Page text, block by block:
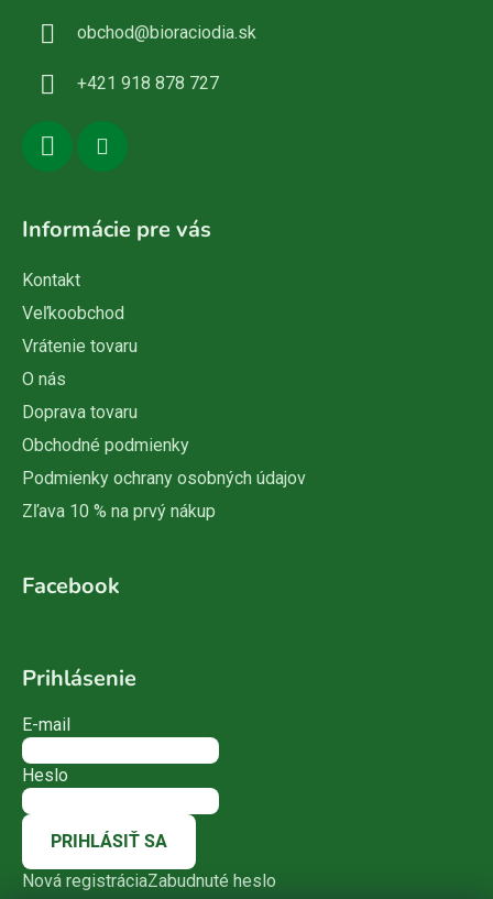
obchod@bioraciodia.sk
+421 918 878 727
Informácie pre vás
Kontakt
Veľkoobchod
Vrátenie tovaru
O nás
Doprava tovaru
Obchodné podmienky
Podmienky ochrany osobných údajov
Zľava 10 % na prvý nákup
Facebook
Prihlásenie
E-mail
Heslo
PRIHLÁSIŤ SA
Nová registráciaZabudnuté heslo